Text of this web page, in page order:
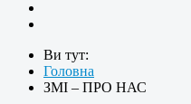
Ви тут:
Головна
ЗМІ – ПРО НАС